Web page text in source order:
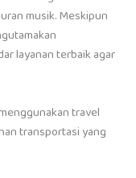
musik. Meskipun
layanan terbaik agar
travel
transportasi yang